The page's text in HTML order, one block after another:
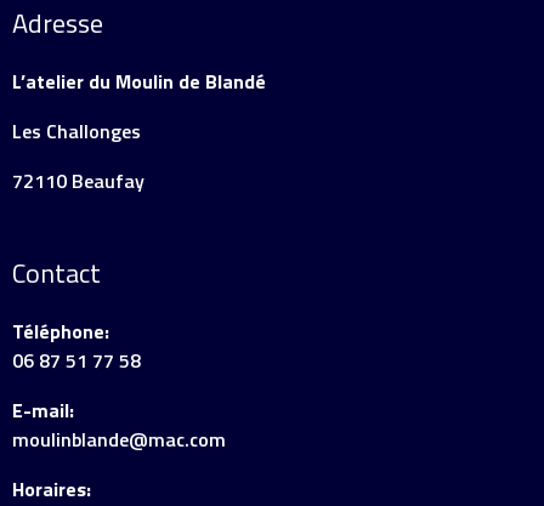
Adresse
L’atelier du Moulin de Blandé
Les Challonges
72110 Beaufay
Contact
Téléphone:
06 87 51 77 58
E-mail:
moulinblande@mac.com
Horaires: